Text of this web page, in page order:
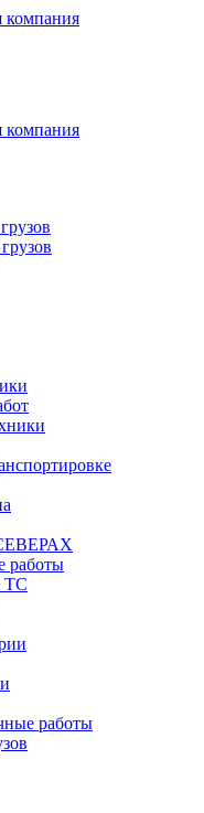
СЕВЕРАХ
работы
ТС
работы